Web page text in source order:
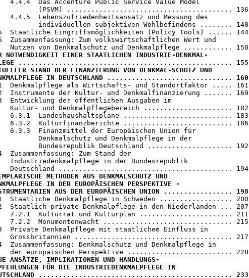
4.4.4  Das Accenture Public Service Value Model
(PSVM) ......................................... 136
4.4.5  Lebenszufriedenheitsansatz und Messung des
individuellen subjektiven Wohlbefindens ........ 140
Staatliche Eingriffsmöglichkeiten (Policy Tools) ...... 144
Zusammenfassung: Zum volkswirtschaftlichen Wert und
NOTWENDIGKEIT EINER STAATLICHEN INDUSTRIE-DENKMAL-
..................................................... 155
STAND DER FINANZIERUNG VON DENKMAL-SCHUTZ UND
IN DEUTSCHLAND ............................... 160
als Wirtschafts- und Standortfaktor ..... 161
Instrumente der Kultur- und Denkmalfinanzierung ....... 169
Entwicklung der öffentlichen Ausgaben im
Kultur- und Denkmalpflegebereich ...................... 182
6.3.1  Landeshaushaltspläne ........................... 183
6.3.2  Kulturfinanzberichte ........................... 186
6.3.3  Finanzmittel der Europäischen Union für
Denkmalschutz und Denkmalpflege in der
Bundesrepublik Deutschland ..................... 192
Zusammenfassung: Zum Stand der
Industriedenkmalpflege in der Bundesrepublik
METHODEN AUS DENKMALSCHUTZ UND
IN DER EUROPÄISCHEN PERSPEKTIVE -
AUS DER EUROPÄISCHEN UNION ................. 198
Denkmalpflege in Schweden .................. 200
Staatlich-private Denkmalpflege in den Niederlanden ... 207
7.2.1  Kulturrat und Kulturplan ....................... 211
7.2.2  Monumentenwacht ................................ 215
Private Denkmalpflege mit staatlichem Einfluss in
Grossbritannien ....................................... 217
Zusammenfassung: Denkmalschutz und Denkmalpflege in
ANSÄTZE, IMPLIKATIONEN UND HANDLUNGS-
FÜR DIE INDUSTRIEDENKMALPFLEGE IN
................................................ 233